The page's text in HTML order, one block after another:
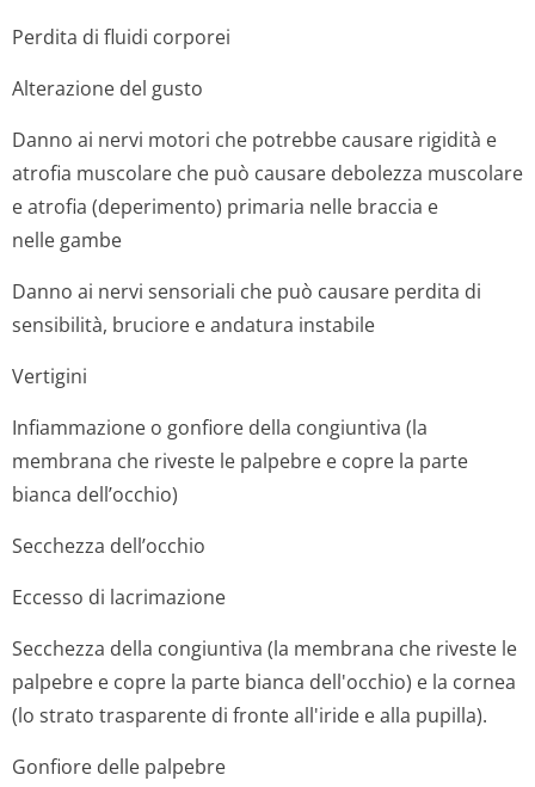
Perdita di fluidi corporei
Alterazione del gusto
Danno ai nervi motori che potrebbe causare rigidità e
atrofia muscolare che può causare debolezza muscolare
e atrofia (deperimento) primaria nelle braccia e
nelle gambe
Danno ai nervi sensoriali che può causare perdita di
sensibilità, bruciore e andatura instabile
Vertigini
Infiammazione o gonfiore della congiuntiva (la
membrana che riveste le palpebre e copre la parte
bianca dell’occhio)
Secchezza dell’occhio
Eccesso di lacrimazione
Secchezza della congiuntiva (la membrana che riveste le
palpebre e copre la parte bianca dell'occhio) e la cornea
(lo strato trasparente di fronte all'iride e alla pupilla).
Gonfiore delle palpebre